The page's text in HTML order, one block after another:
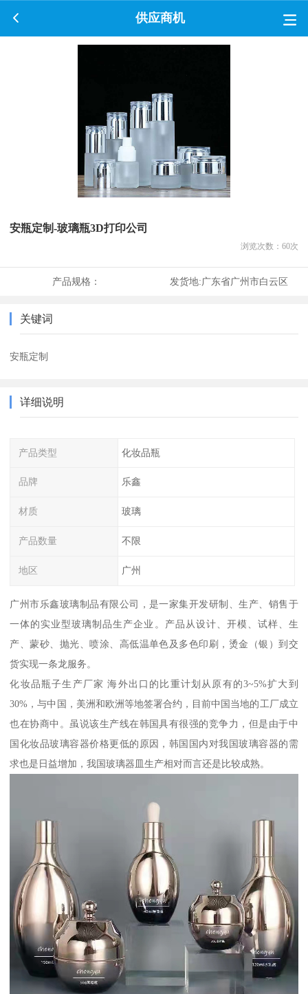
供应商机
安瓶定制-玻璃瓶3D打印公司
浏览次数： 60次
产品规格： 发货地:广东省广州市白云区
关键词
安瓶定制
详细说明
产品类型 化妆品瓶
品牌 乐鑫
材质 玻璃
产品数量 不限
地区 广州
广州市乐鑫玻璃制品有限公司，是一家集开发研制、生产、销售于
一体的实业型玻璃制品生产企业。产品从设计、开模、试样、生
产、蒙砂、抛光、喷涂、高低温单色及多色印刷，烫金（银）到交
货实现一条龙服务。
化妆品瓶子生产厂家 海外出口的比重计划从原有的3~5%扩大到
30%，与中国，美洲和欧洲等地签署合约，目前中国当地的工厂成立
也在协商中。虽说该生产线在韩国具有很强的竞争力，但是由于中
国化妆品玻璃容器价格更低的原因，韩国国内对我国玻璃容器的需
求也是日益增加，我国玻璃器皿生产相对而言还是比较成熟。